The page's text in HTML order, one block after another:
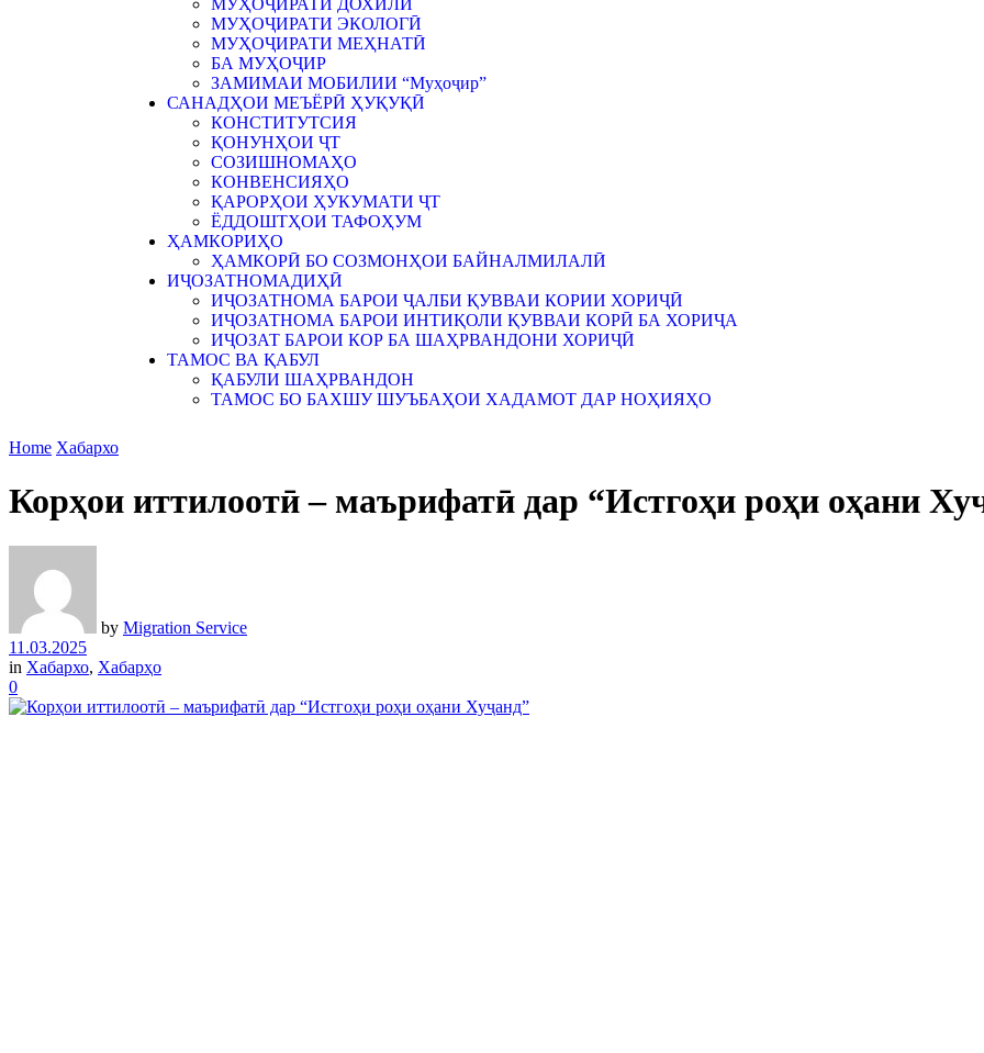
МУҲОҶИРАТИ ДОХИЛӢ
МУҲОҶИРАТИ ЭКОЛОГӢ
МУҲОҶИРАТИ МЕҲНАТӢ
БА МУҲОҶИР
ЗАМИМАИ МОБИЛИИ “Муҳоҷир”
САНАДҲОИ МЕЪЁРӢ ҲУҚУҚӢ
КОНСТИТУТСИЯ
ҚОНУНҲОИ ҶТ
СОЗИШНОМАҲО
КОНВЕНСИЯҲО
ҚАРОРҲОИ ҲУКУМАТИ ҶТ
ЁДДОШТҲОИ ТАФОҲУМ
ҲАМКОРИҲО
ҲАМКОРӢ БО СОЗМОНҲОИ БАЙНАЛМИЛАЛӢ
ИҶОЗАТНОМАДИҲӢ
ИҶОЗАТНОМА БАРОИ ҶАЛБИ ҚУВВАИ КОРИИ ХОРИҶӢ
ИҶОЗАТНОМА БАРОИ ИНТИҚОЛИ ҚУВВАИ КОРӢ БА ХОРИҶА
ИҶОЗАТ БАРОИ КОР БА ШАҲРВАНДОНИ ХОРИҶӢ
ТАМОС ВА ҚАБУЛ
ҚАБУЛИ ШАҲРВАНДОН
ТАМОС БО БАХШУ ШУЪБАҲОИ ХАДАМОТ ДАР НОҲИЯҲО
Home Хабархо
Корҳои иттилоотӣ – маърифатӣ дар “Истгоҳи роҳи оҳани
by Migration Service
11.03.2025
in Хабархо, Хабарҳо
0